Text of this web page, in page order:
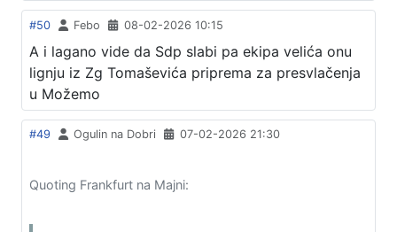
#50 Febo 08-02-2026 10:15
A i lagano vide da Sdp slabi pa ekipa velića onu
lignju iz Zg Tomaševića priprema za presvlačenja
u Možemo
#49 Ogulin na Dobri 07-02-2026 21:30
Quoting Frankfurt na Majni: